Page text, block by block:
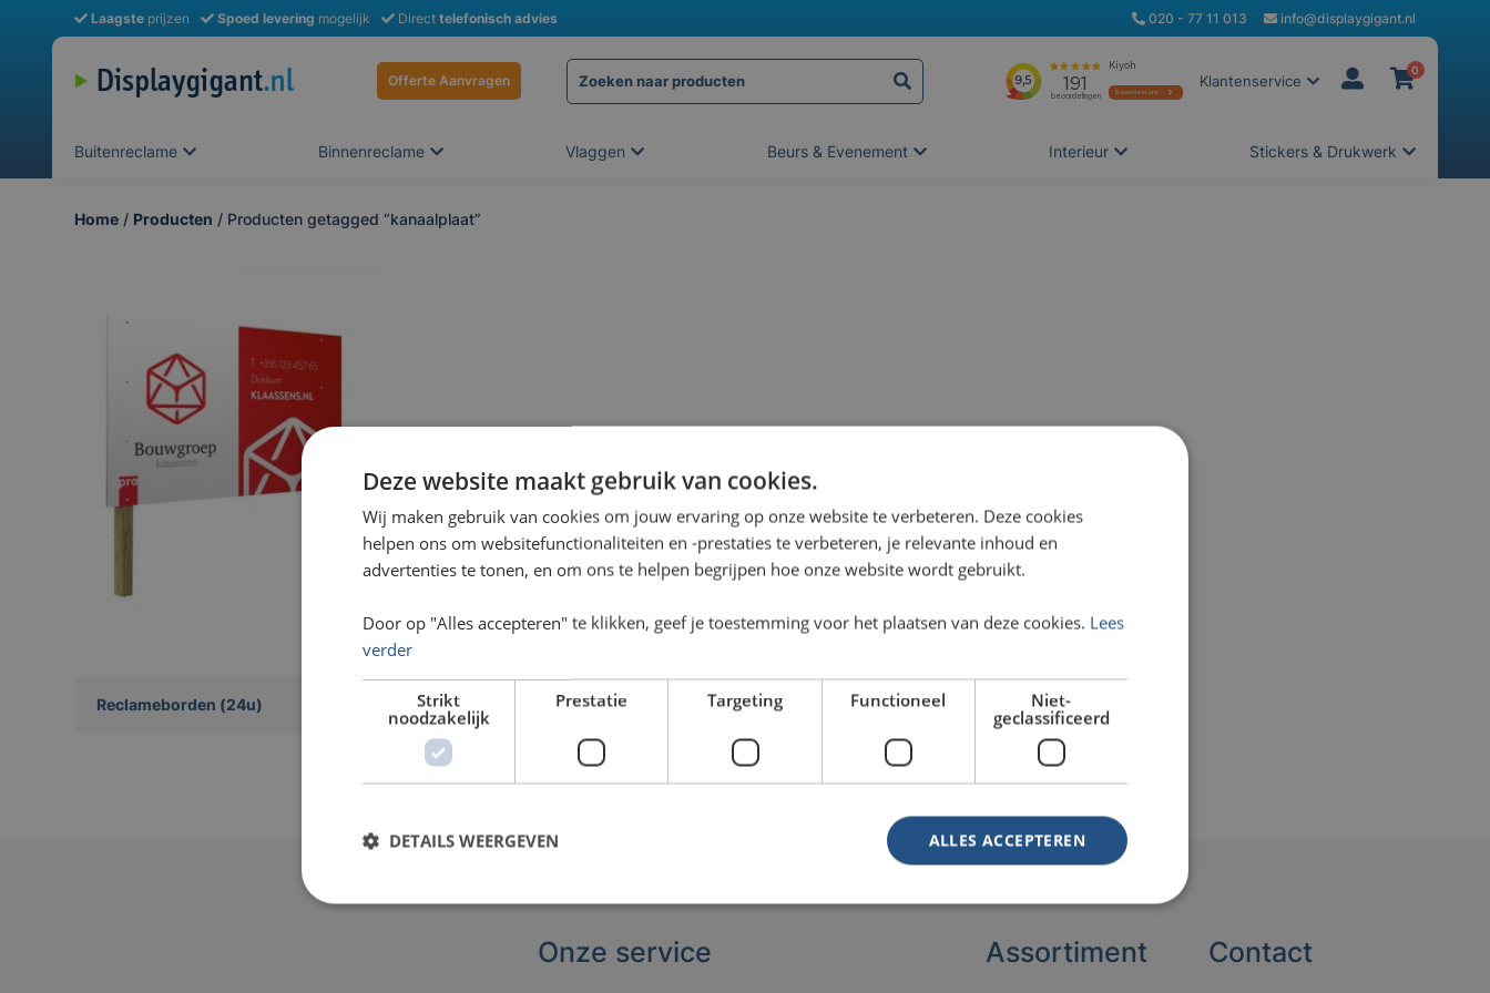
Laagste prijzen Spoed levering mogelijk Directtelefonisch advies 020 - 77 11 013 info@displaygigant.nl
Offerte Aanvragen Klantenservice
0
Buitenreclame Binnenreclame Vlaggen Beurs & Evenement Interieur Stickers & Drukwerk
Home / Producten / Producten getagged “kanaalplaat”
Reclameborden (24u)
Onze service Assortiment Contact
Deze website maakt gebruik van cookies.
Wij maken gebruik van cookies om jouw ervaring op onze website te verbeteren. Deze cookies
helpen ons om websitefunctionaliteiten en -prestaties te verbeteren, je relevante inhoud en
advertenties te tonen, en om ons te helpen begrijpen hoe onze website wordt gebruikt.
Door op "Alles accepteren" te klikken, geef je toestemming voor het plaatsen van deze cookies. Lees
verder
Strikt
noodzakelijk
Prestatie Targeting Functioneel
Niet-
geclassificeerd
ALLES ACCEPTEREN
DETAILS WEERGEVEN